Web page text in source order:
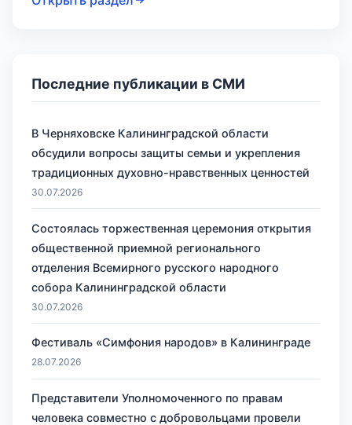
Последние публикации в СМИ
В Черняховске Калининградской области
обсудили вопросы защиты семьи и укрепления
традиционных духовно-нравственных ценностей
30.07.2026
Состоялась торжественная церемония открытия
общественной приемной регионального
отделения Всемирного русского народного
собора Калининградской области
30.07.2026
Фестиваль «Симфония народов» в Калининграде
28.07.2026
Представители Уполномоченного по правам
человека совместно с добровольцами провели